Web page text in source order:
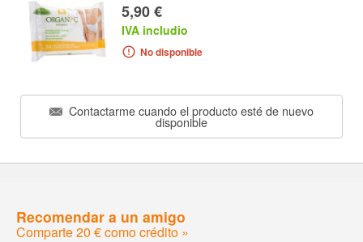
5,90 €
IVA includio
No disponible
Contactarme cuando el producto esté de nuevo
disponible
Recomendar a un amigo
Comparte 20 € como crédito »